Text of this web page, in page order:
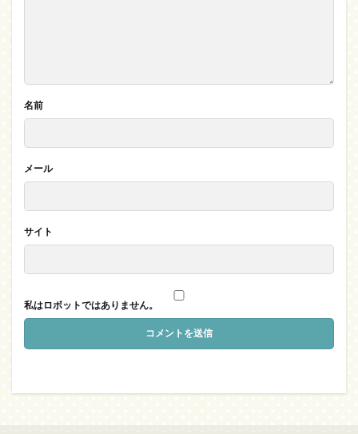
名前
メール
サイト
私はロボットではありません。